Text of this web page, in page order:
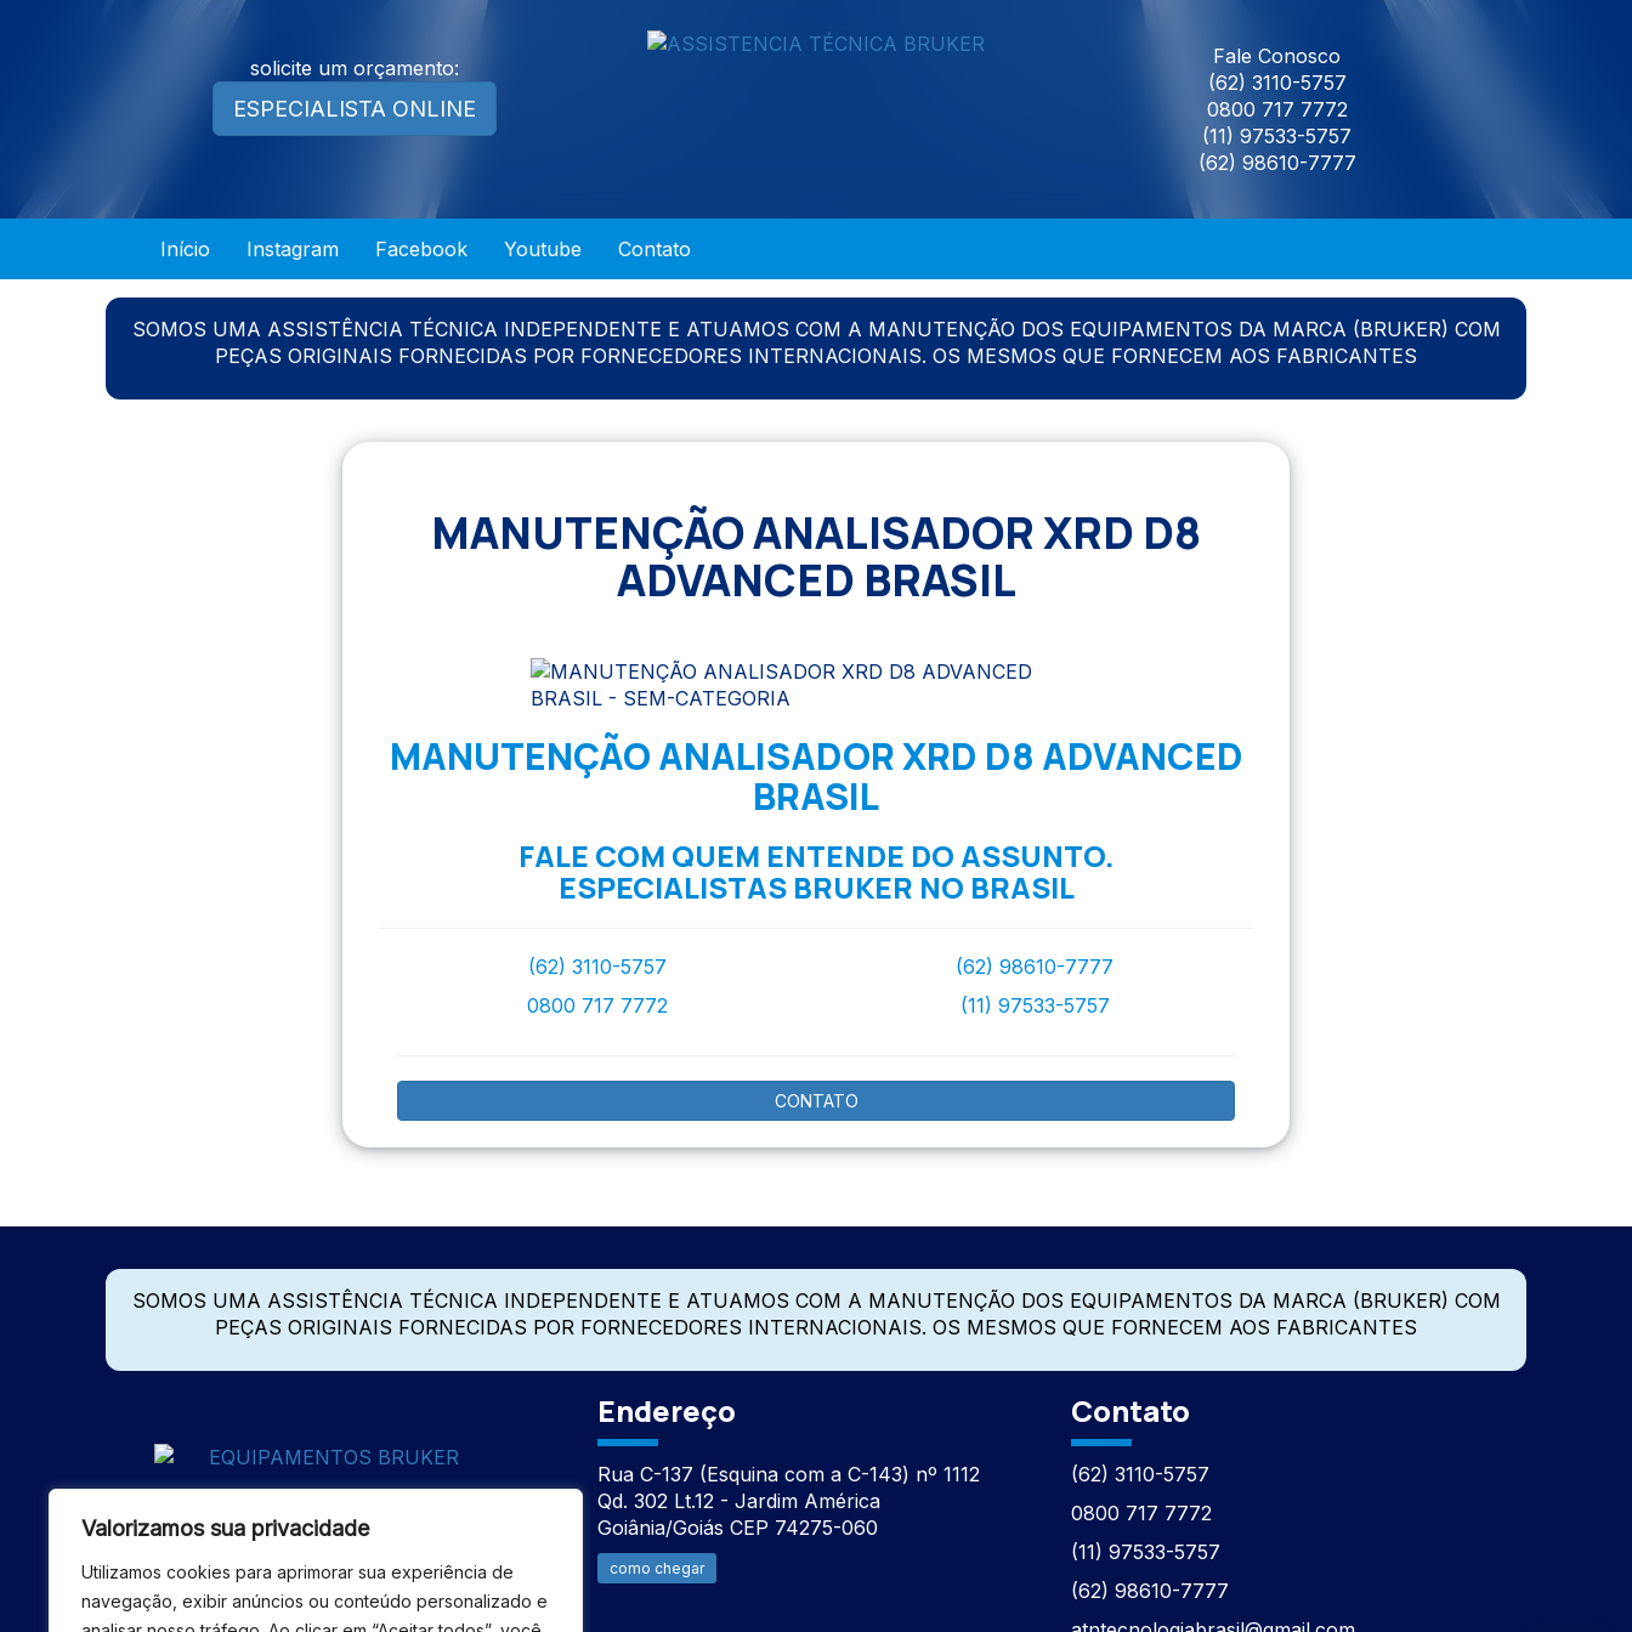
Valorizamos sua privacidade
Utilizamos cookies para aprimorar sua experiência de
navegação, exibir anúncios ou conteúdo personalizado e
solicite um orçamento:
ESPECIALISTA ONLINE
Fale Conosco
(62) 3110-5757
0800 717 7772
(11) 97533-5757
(62) 98610-7777
Início Instagram Facebook Youtube Contato
SOMOS UMA ASSISTÊNCIA TÉCNICA INDEPENDENTE E ATUAMOS COM A MANUTENÇÃO DOS EQUIPAMENTOS DA MARCA (BRUKER) COM
PEÇAS ORIGINAIS FORNECIDAS POR FORNECEDORES INTERNACIONAIS. OS MESMOS QUE FORNECEM AOS FABRICANTES
MANUTENÇÃO ANALISADOR XRD D8
ADVANCED BRASIL
MANUTENÇÃO ANALISADOR XRD D8 ADVANCED
BRASIL
FALE COM QUEM ENTENDE DO ASSUNTO.
ESPECIALISTAS BRUKER NO BRASIL
(62) 3110-5757
0800 717 7772
(62) 98610-7777
(11) 97533-5757
CONTATO
SOMOS UMA ASSISTÊNCIA TÉCNICA INDEPENDENTE E ATUAMOS COM A MANUTENÇÃO DOS EQUIPAMENTOS DA MARCA (BRUKER) COM
PEÇAS ORIGINAIS FORNECIDAS POR FORNECEDORES INTERNACIONAIS. OS MESMOS QUE FORNECEM AOS FABRICANTES
Endereço
Rua C-137 (Esquina com a C-143) nº 1112
Qd. 302 Lt.12 - Jardim América
Goiânia/Goiás CEP 74275-060
como chegar
Contato
(62) 3110-5757
0800 717 7772
(11) 97533-5757
(62) 98610-7777